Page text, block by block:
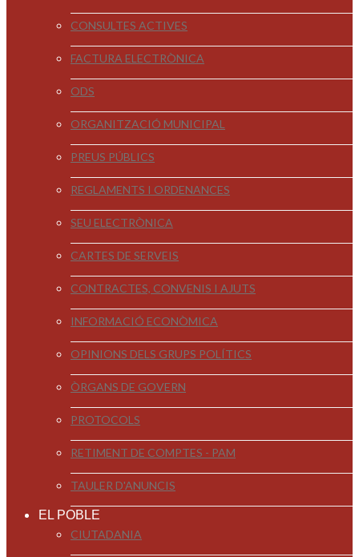
CONSULTES ACTIVES
FACTURA ELECTRÒNICA
ODS
ORGANITZACIÓ MUNICIPAL
PREUS PÚBLICS
REGLAMENTS I ORDENANCES
SEU ELECTRÒNICA
CARTES DE SERVEIS
CONTRACTES, CONVENIS I AJUTS
INFORMACIÓ ECONÒMICA
OPINIONS DELS GRUPS POLÍTICS
ÒRGANS DE GOVERN
PROTOCOLS
RETIMENT DE COMPTES - PAM
TAULER D'ANUNCIS
EL POBLE
CIUTADANIA